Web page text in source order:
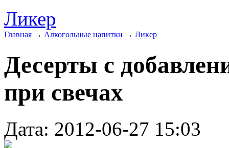
Ликер
Главная → Алкогольные напитки → Ликер
Десерты с
при свечах
Дата: 2012-06-27 15:03